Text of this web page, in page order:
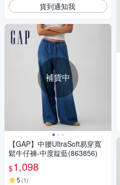
貨到通知我
補貨中
【GAP】中腰UltraSoft易穿寬
鬆牛仔褲-中度靛藍(863856)
$1,098
5 (1)